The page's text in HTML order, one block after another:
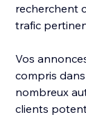
recherchent
trafic
Vos
compris
nombreux
clients